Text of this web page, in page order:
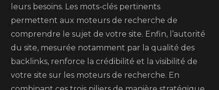
leurs besoins. Les mots-clés pertinents
permettent aux moteurs de recherche de
comprendre le sujet de votre site. Enfin, l’autorité
du site, mesurée notamment par la qualité des
backlinks, renforce la crédibilité et la visibilité de
votre site sur les moteurs de recherche. En